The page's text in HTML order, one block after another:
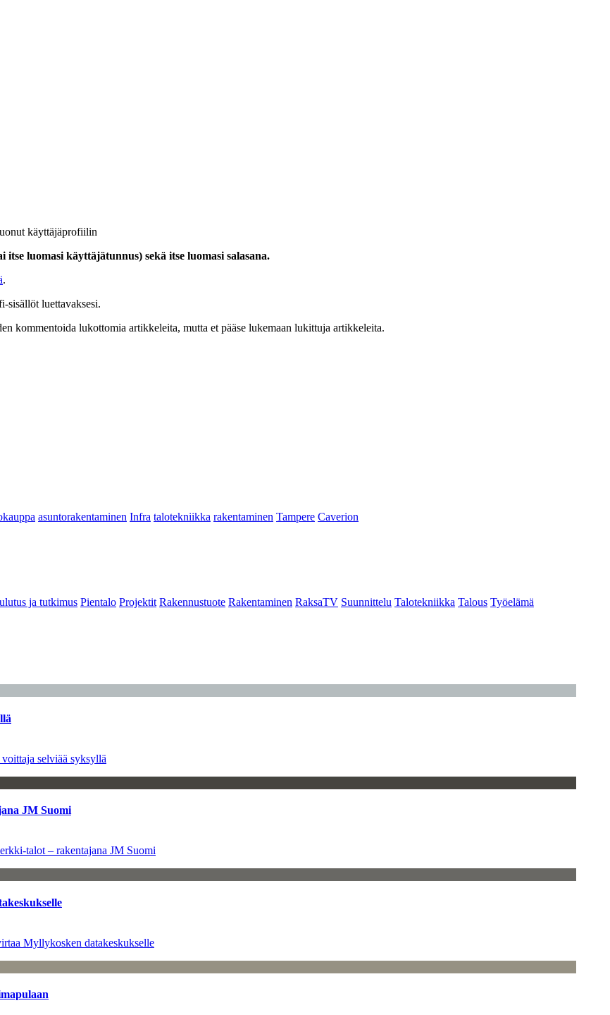
käyttäjäprofiilin
luomasi käyttäjätunnus) sekä itse luomasi salasana.
.
sisällöt luettavaksesi.
kommentoida lukottomia artikkeleita, mutta et pääse lukemaan lukittuja artikkeleita.
asuntorakentaminen Infra talotekniikka rakentaminen Tampere Caverion
ja tutkimus Pientalo Projektit Rakennustuote Rakentaminen RaksaTV Suunnittelu Talotekniikka Talous Työelämä
selviää syksyllä
JM Suomi
talot – rakentajana JM Suomi
Myllykosken datakeskukselle